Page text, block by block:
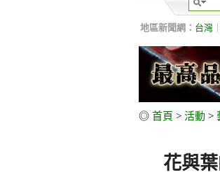
地區新聞網： 台灣｜
◎ 首頁 > 活動 >
花與